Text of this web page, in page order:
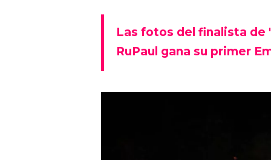
Las fotos del finalista de
RuPaul gana su primer